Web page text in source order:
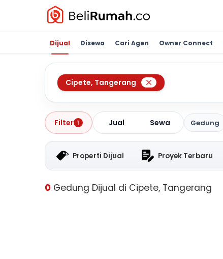
Dijual Disewa Cari Agen Owner Connect
Cipete, Tangerang
Filter 1 Jual Sewa Gedung
Properti Dijual Proyek Terbaru
0 Gedung Dijual di Cipete, Tangerang